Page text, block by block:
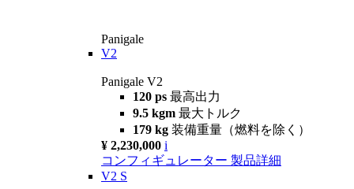
Panigale
V2
Panigale V2
120 ps 最高出力
9.5 kgm 最大トルク
179 kg 装備重量（燃料を除く）
¥ 2,230,000 i
コンフィギュレーター 製品詳細
V2 S